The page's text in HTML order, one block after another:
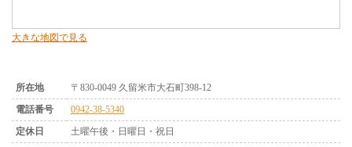
大きな地図で見る
所在地
〒830-0049 久留米市大石町398-12
電話番号
0942-38-5340
定休日
土曜午後・日曜日・祝日